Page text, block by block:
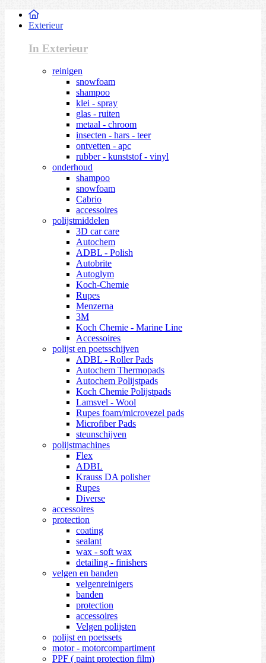
Exterieur
In Exterieur
reinigen
snowfoam
shampoo
klei - spray
glas - ruiten
metaal - chroom
insecten - hars - teer
ontvetten - apc
rubber - kunststof - vinyl
onderhoud
shampoo
snowfoam
Cabrio
accessoires
polijstmiddelen
3D car care
Autochem
ADBL - Polish
Autobrite
Autoglym
Koch-Chemie
Rupes
Menzerna
3M
Koch Chemie - Marine Line
Accessoires
polijst en poetsschijven
ADBL - Roller Pads
Autochem Thermopads
Autochem Polijstpads
Koch Chemie Polijstpads
Lamsvel - Wool
Rupes foam/microvezel pads
Microfiber Pads
steunschijven
polijstmachines
Flex
ADBL
Krauss DA polisher
Rupes
Diverse
accessoires
protection
coating
sealant
wax - soft wax
detailing - finishers
velgen en banden
velgenreinigers
banden
protection
accessoires
Velgen polijsten
polijst en poetssets
motor - motorcompartiment
PPF ( paint protection film)